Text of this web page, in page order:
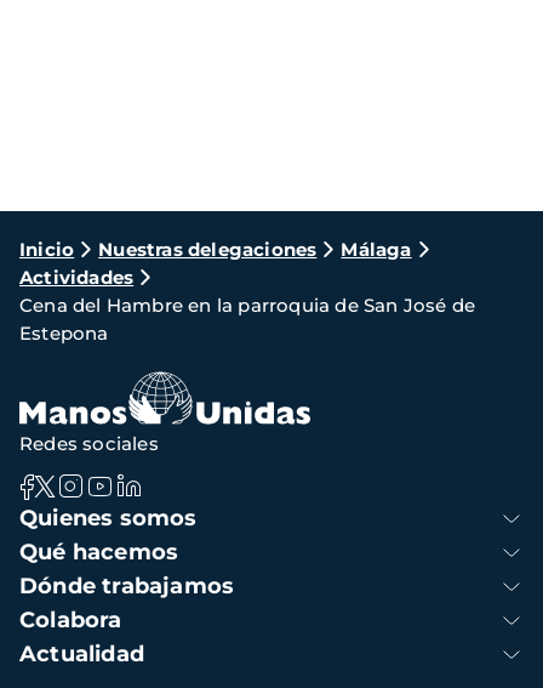
Ruta
de
navegación
Inicio Nuestras delegaciones
Málaga
Actividades
Cena del Hambre en la parroquia de San José de
Estepona
Navegación
principal
Quienes somos
Qué hacemos
Dónde trabajamos
Colabora
Actualidad
Redes sociales